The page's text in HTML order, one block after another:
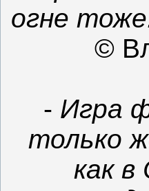
огне
©
- Игра
только
как